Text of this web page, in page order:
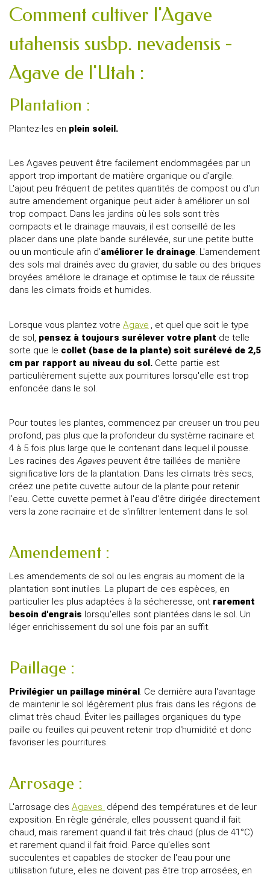
Comment cultiver l'Agave
utahensis susbp. nevadensis -
Agave de l'Utah :
Plantation :
Plantez-les en plein soleil.
Les Agaves peuvent être facilement endommagées par un
apport trop important de matière organique ou d’argile.
L'ajout peu fréquent de petites quantités de compost ou d'un
autre amendement organique peut aider à améliorer un sol
trop compact. Dans les jardins où les sols sont très
compacts et le drainage mauvais, il est conseillé de les
placer dans une plate bande surélevée, sur une petite butte
ou un monticule afin d’améliorer le drainage. L'amendement
des sols mal drainés avec du gravier, du sable ou des briques
broyées améliore le drainage et optimise le taux de réussite
dans les climats froids et humides.
Lorsque vous plantez votre Agave , et quel que soit le type
de sol, pensez à toujours surélever votre plant de telle
sorte que le collet (base de la plante) soit surélevé de 2,5
cm par rapport au niveau du sol. Cette partie est
particulièrement sujette aux pourritures lorsqu'elle est trop
enfoncée dans le sol.
Pour toutes les plantes, commencez par creuser un trou peu
profond, pas plus que la profondeur du système racinaire et
4 à 5 fois plus large que le contenant dans lequel il pousse.
Les racines desAgaves peuvent être taillées de manière
significative lors de la plantation. Dans les climats très secs,
créez une petite cuvette autour de la plante pour retenir
l’eau. Cette cuvette permet à l'eau d'être dirigée directement
vers la zone racinaire et de s'infiltrer lentement dans le sol.
Amendement :
Les amendements de sol ou les engrais au moment de la
plantation sont inutiles. La plupart de ces espèces, en
particulier les plus adaptées à la sécheresse, ont rarement
besoin d'engrais lorsqu'elles sont plantées dans le sol. Un
léger enrichissement du sol une fois par an suffit.
Paillage :
Privilégier un paillage minéral. Ce dernière aura l'avantage
de maintenir le sol légèrement plus frais dans les régions de
climat très chaud. Éviter les paillages organiques du type
paille ou feuilles qui peuvent retenir trop d'humidité et donc
favoriser les pourritures.
Arrosage :
L'arrosage des Agaves dépend des températures et de leur
exposition. En règle générale, elles poussent quand il fait
chaud, mais rarement quand il fait très chaud (plus de 41°C)
et rarement quand il fait froid. Parce qu'elles sont
succulentes et capables de stocker de l'eau pour une
utilisation future, elles ne doivent pas être trop arrosées, en